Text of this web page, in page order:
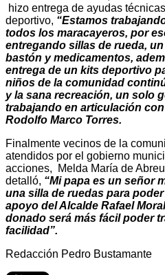
hizo entrega de ayudas
deportivo, “Estamos
todos los maracayeros, por
entregando sillas de rueda,
bastón y medicamentos,
entrega de un kits deportivo
niños de la comunidad
y la sana recreación, un solo
trabajando en articulación
Rodolfo Marco Torres.
Finalmente vecinos de la
atendidos por el gobierno
acciones, Melda María de
detalló, “Mi papa es un señor
una silla de ruedas para
apoyo del Alcalde Rafael
donado será más fácil poder
facilidad”.
Redacción Pedro Bustamante